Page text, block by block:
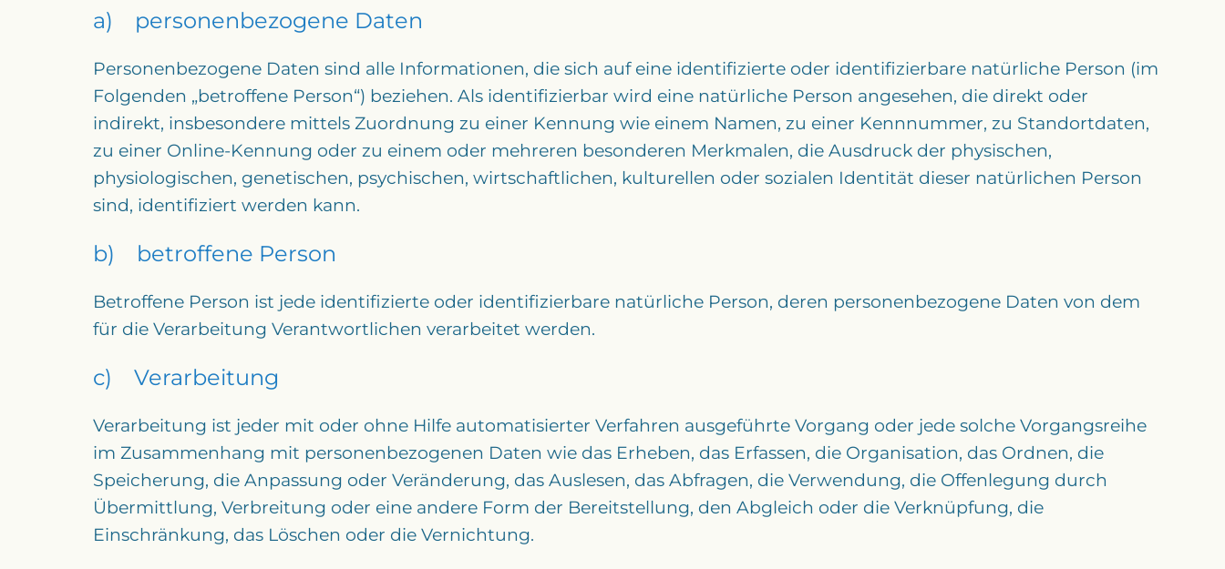
a) personenbezogene Daten
Personenbezogene Daten sind alle Informationen, die sich auf eine identifizierte oder identifizierbare natürliche Person (im
Folgenden „betroffene Person“) beziehen. Als identifizierbar wird eine natürliche Person angesehen, die direkt oder
indirekt, insbesondere mittels Zuordnung zu einer Kennung wie einem Namen, zu einer Kennnummer, zu Standortdaten,
zu einer Online-Kennung oder zu einem oder mehreren besonderen Merkmalen, die Ausdruck der physischen,
physiologischen, genetischen, psychischen, wirtschaftlichen, kulturellen oder sozialen Identität dieser natürlichen Person
sind, identifiziert werden kann.
b) betroffene Person
Betroffene Person ist jede identifizierte oder identifizierbare natürliche Person, deren personenbezogene Daten von dem
für die Verarbeitung Verantwortlichen verarbeitet werden.
c) Verarbeitung
Verarbeitung ist jeder mit oder ohne Hilfe automatisierter Verfahren ausgeführte Vorgang oder jede solche Vorgangsreihe
im Zusammenhang mit personenbezogenen Daten wie das Erheben, das Erfassen, die Organisation, das Ordnen, die
Speicherung, die Anpassung oder Veränderung, das Auslesen, das Abfragen, die Verwendung, die Offenlegung durch
Übermittlung, Verbreitung oder eine andere Form der Bereitstellung, den Abgleich oder die Verknüpfung, die
Einschränkung, das Löschen oder die Vernichtung.